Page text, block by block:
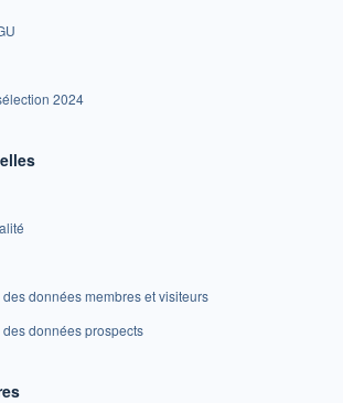
2024
données membres et visiteurs
données prospects